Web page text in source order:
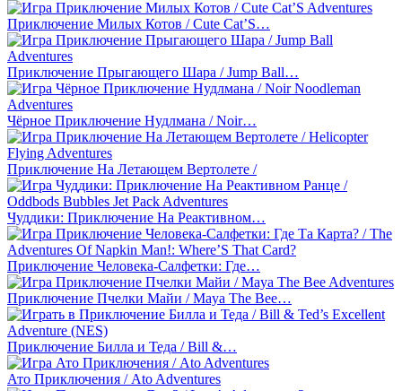
Приключение Милых Котов / Cute Cat’S…
Приключение Прыгающего Шара / Jump Ball…
Чёрное Приключение Нудлмана / Noir…
Приключение На Летающем Вертолете /
Чуддики: Приключение На Реактивном…
Приключение Человека-Салфетки: Где…
Приключение Пчелки Майи / Maya The Bee…
Приключение Билла и Теда / Bill &…
Ато Приключения / Ato Adventures